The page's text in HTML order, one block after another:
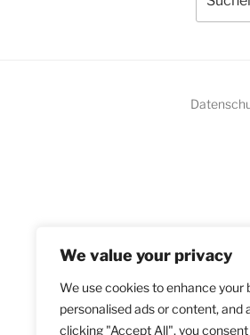
We value your privacy
We use cookies to enhance
personalised ads or content, and
clicking "Accept All", you
nach: